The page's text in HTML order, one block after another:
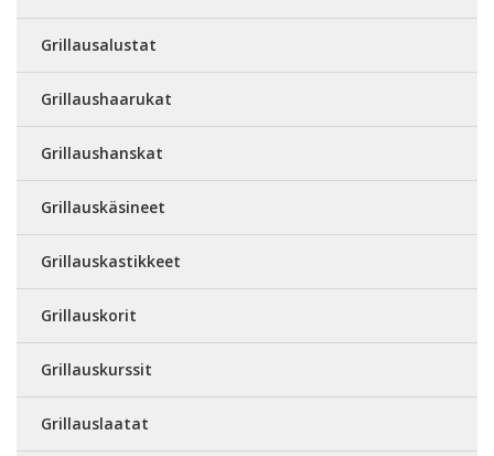
Grillausalustat
Grillaushaarukat
Grillaushanskat
Grillauskäsineet
Grillauskastikkeet
Grillauskorit
Grillauskurssit
Grillauslaatat